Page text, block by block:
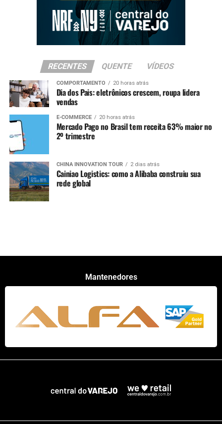
RECENTES QUENTE VÍDEOS
COMPORTAMENTO 20 horas atrás
Dia dos Pais: eletrônicos crescem, roupa lidera
vendas
E-COMMERCE 20 horas atrás
Mercado Pago no Brasil tem receita 63% maior no
2º trimestre
CHINA INNOVATION TOUR 2 dias atrás
Cainiao Logistics: como a Alibaba construiu sua
rede global
Mantenedores